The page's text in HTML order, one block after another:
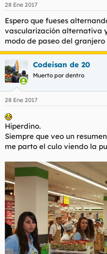
28 Ene 2017
Espero que fueses
vascularización alternativa
modo de paseo del
Codeisan de 20
Muerto por dentro
28 Ene 2017
Hiperdino.
Siempre que veo un
me parto el culo viendo la